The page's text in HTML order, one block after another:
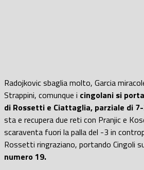
Radojkovic sbaglia molto, Garcia
Strappini, comunque i cingolani si
di Rossetti e Ciattaglia, parziale di 7-
sta e recupera due reti con Pranjic e
scaraventa fuori la palla del -3 in
Rossetti ringraziano, portando Cingoli
numero 19.